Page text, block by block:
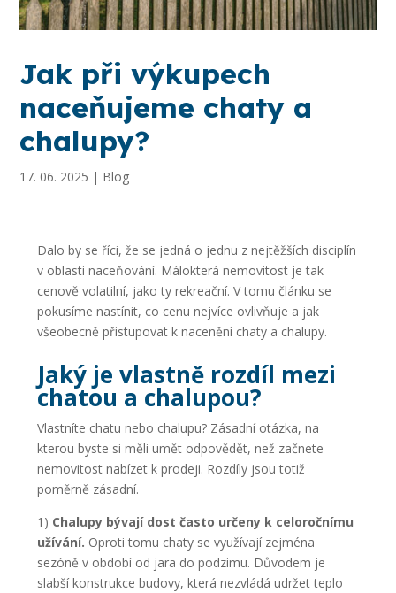
Jak při výkupech
naceňujeme chaty a
chalupy?
17. 06. 2025 | Blog
Dalo by se říci, že se jedná o jednu z nejtěžších disciplín
v oblasti naceňování. Málokterá nemovitost je tak
cenově volatilní, jako ty rekreační. V tomu článku se
pokusíme nastínit, co cenu nejvíce ovlivňuje a jak
všeobecně přistupovat k nacenění chaty a chalupy.
Jaký je vlastně rozdíl mezi
chatou a chalupou?
Vlastníte chatu nebo chalupu? Zásadní otázka, na
kterou byste si měli umět odpovědět, než začnete
nemovitost nabízet k prodeji. Rozdíly jsou totiž
poměrně zásadní.
1) Chalupy bývají dost často určeny k celoročnímu
užívání. Oproti tomu chaty se využívají zejména
sezóně v období od jara do podzimu. Důvodem je
slabší konstrukce budovy, která nezvládá udržet teplo